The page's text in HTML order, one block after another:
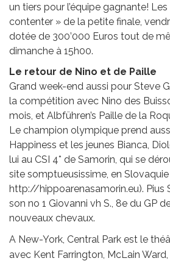
un tiers pour l’équipe gagnante!
contenter » de la petite finale,
dotée de 300’000 Euros tout de
dimanche à 15h00.
Le retour de Nino et de Paille
Grand week-end aussi pour Steve
la compétition avec Nino des
mois, et Albführen’s Paille de la
Le champion olympique prend
Happiness et les jeunes Bianca,
lui au CSI 4* de Samorin, qui se
site somptueusissime, en
http://hippoarenasamorin.eu). Pius
son no 1 Giovanni vh S., 8e du GP
nouveaux chevaux.
A New-York, Central Park est le
avec Kent Farrington, McLain